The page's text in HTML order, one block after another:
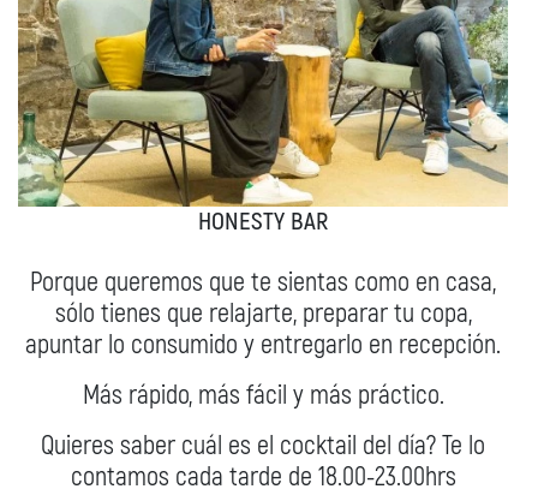
HONESTY BAR
Porque queremos que te sientas como en casa,
sólo tienes que relajarte, preparar tu copa,
apuntar lo consumido y entregarlo en recepción.
Más rápido, más fácil y más práctico.
Quieres saber cuál es el cocktail del día? Te lo
contamos cada tarde de 18.00-23.00hrs